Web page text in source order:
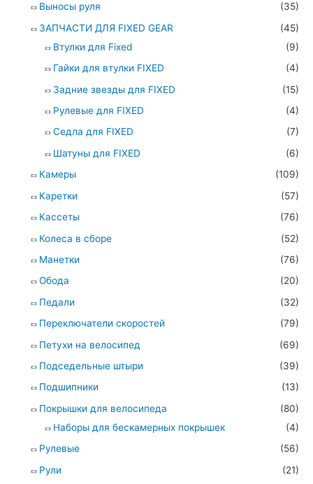
Выносы руля
(35)
ЗАПЧАСТИ ДЛЯ FIXED GEAR
(45)
Втулки для Fixed
(9)
Гайки для втулки FIXED
(4)
Задние звезды для FIXED
(15)
Рулевые для FIXED
(4)
Седла для FIXED
(7)
Шатуны для FIXED
(6)
Камеры
(109)
Каретки
(57)
Кассеты
(76)
Колеса в сборе
(52)
Манетки
(76)
Обода
(20)
Педали
(32)
Переключатели скоростей
(79)
Петухи на велосипед
(69)
Подседельные штыри
(39)
Подшипники
(13)
Покрышки для велосипеда
(80)
Наборы для бескамерных покрышек
(4)
Рулевые
(56)
Рули
(21)